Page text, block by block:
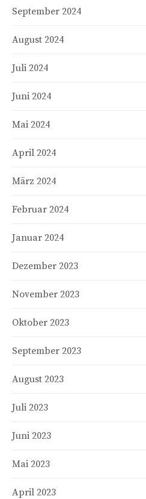
September 2024
August 2024
Juli 2024
Juni 2024
Mai 2024
April 2024
März 2024
Februar 2024
Januar 2024
Dezember 2023
November 2023
Oktober 2023
September 2023
August 2023
Juli 2023
Juni 2023
Mai 2023
April 2023